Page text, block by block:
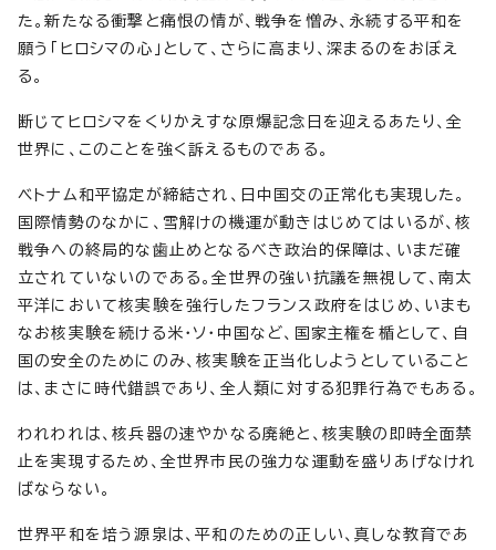
た。新たなる衝撃と痛恨の情が、戦争を憎み、永続する平和を
願う「ヒロシマの心」として、さらに高まり、深まるのをおぼえ
る。
断じてヒロシマをくりかえすな原爆記念日を迎えるあたり、全
世界に、このことを強く訴えるものである。
ベトナム和平協定が締結され、日中国交の正常化も実現した。
国際情勢のなかに、雪解けの機運が動きはじめてはいるが、核
戦争への終局的な歯止めとなるべき政治的保障は、いまだ確
立されていないのである。全世界の強い抗議を無視して、南太
平洋において核実験を強行したフランス政府をはじめ、いまも
なお核実験を続ける米・ソ・中国など、国家主権を楯として、自
国の安全のためにのみ、核実験を正当化しようとしていること
は、まさに時代錯誤であり、全人類に対する犯罪行為でもある。
われわれは、核兵器の速やかなる廃絶と、核実験の即時全面禁
止を実現するため、全世界市民の強力な運動を盛りあげなけれ
ばならない。
世界平和を培う源泉は、平和のための正しい、真しな教育であ